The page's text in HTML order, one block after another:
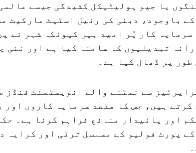
یا جیو پولیٹیکل کشیدگی جیسے
باوجود، دبئی کی رئیل اسٹیٹ مارکیٹ
سرمایہ کار پُر امید ہیں کیونکہ شہر نے
تبدیلیوں کا سامنا کیا ہے اور نئی
پر ڈھال کیا ہے۔
سے نمٹنے والے انویسٹمنٹ فنڈز
کرتے ہیں، جس کا مقصد سرمایہ کاروں اور
اور پائیدار منافع فراہم کرنا ہے۔
پورٹ فولیو کے مسلسل ترقی اور کرایہ